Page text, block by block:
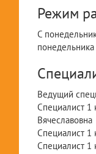
Режим
С
Ведущий
Специалист 1
Вячеславовна
Специалист 1
Специалист 1